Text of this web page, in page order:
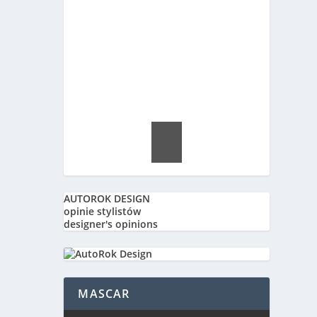
AUTOROK DESIGN
opinie stylistów
designer's opinions
MASCAR